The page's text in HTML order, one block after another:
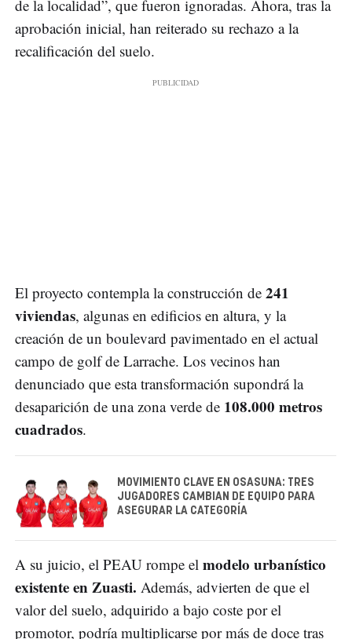
de la localidad”, que fueron ignoradas. Ahora, tras la
aprobación inicial, han reiterado su rechazo a la
recalificación del suelo.
El proyecto contempla la construcción de 241
viviendas, algunas en edificios en altura, y la
creación de un boulevard pavimentado en el actual
campo de golf de Larrache. Los vecinos han
denunciado que esta transformación supondrá la
desaparición de una zona verde de 108.000 metros
cuadrados.
MOVIMIENTO CLAVE EN OSASUNA: TRES
JUGADORES CAMBIAN DE EQUIPO PARA
ASEGURAR LA CATEGORÍA
A su juicio, el PEAU rompe el modelo urbanístico
existente en Zuasti. Además, advierten de que el
valor del suelo, adquirido a bajo coste por el
promotor, podría multiplicarse por más de doce tras